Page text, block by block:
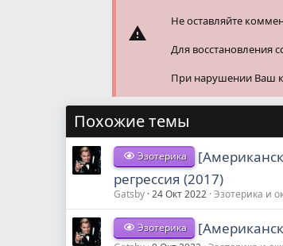
Не оставляйте
Для восстановления
При нарушении Ваш
Похожие темы
Эзотерика
регрессия (2017)
Gatsby 24 Окт 2022 Эзотерика и
Эзотерика